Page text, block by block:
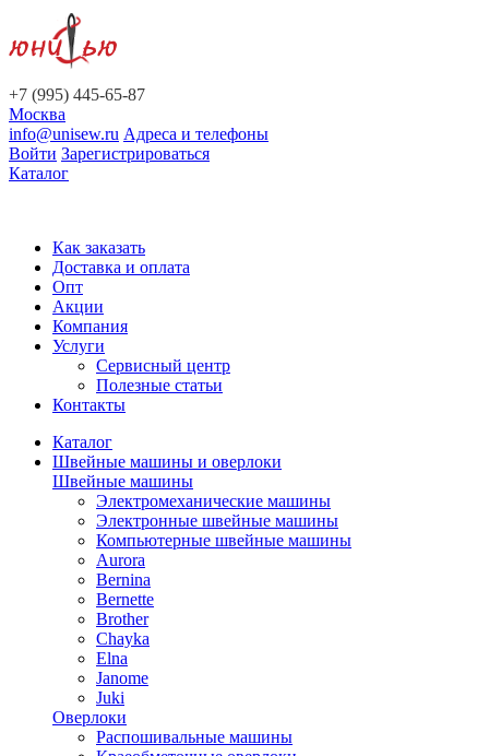
+7 (995) 445-65-87
Москва
info@unisew.ru Адреса и телефоны
Войти Зарегистрироваться
Каталог
Как заказать
Доставка и оплата
Опт
Акции
Компания
Услуги
Сервисный центр
Полезные статьи
Контакты
Каталог
Швейные машины и оверлоки
Швейные машины
Электромеханические машины
Электронные швейные машины
Компьютерные швейные машины
Aurora
Bernina
Bernette
Brother
Chayka
Elna
Janome
Juki
Оверлоки
Распошивальные машины